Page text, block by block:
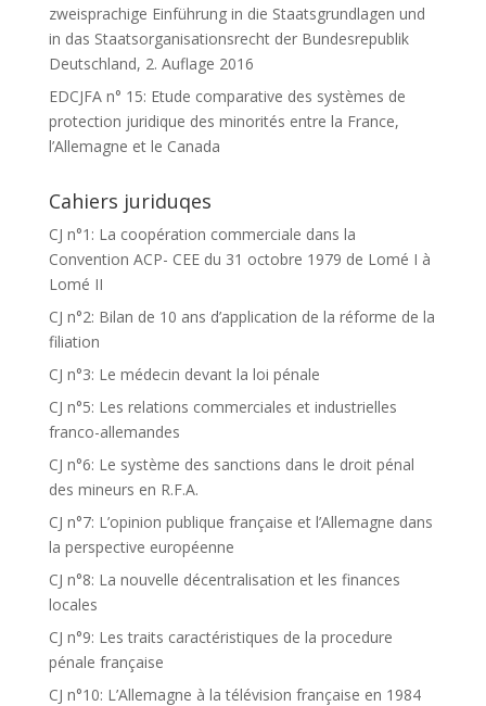
zweisprachige Einführung in die Staatsgrundlagen und
in das Staatsorganisationsrecht der Bundesrepublik
Deutschland, 2. Auflage 2016
EDCJFA n° 15: Etude comparative des systèmes de
protection juridique des minorités entre la France,
l’Allemagne et le Canada
Cahiers juriduqes
CJ n°1: La coopération commerciale dans la
Convention ACP- CEE du 31 octobre 1979 de Lomé I à
Lomé II
CJ n°2: Bilan de 10 ans d’application de la réforme de la
filiation
CJ n°3: Le médecin devant la loi pénale
CJ n°5: Les relations commerciales et industrielles
franco-allemandes
CJ n°6: Le système des sanctions dans le droit pénal
des mineurs en R.F.A.
CJ n°7: L’opinion publique française et l’Allemagne dans
la perspective européenne
CJ n°8: La nouvelle décentralisation et les finances
locales
CJ n°9: Les traits caractéristiques de la procedure
pénale française
CJ n°10: L’Allemagne à la télévision française en 1984